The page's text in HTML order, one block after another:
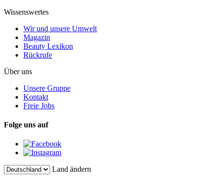
Wissenswertes
Wir und unsere Umwelt
Magazin
Beauty Lexikon
Rückrufe
Über uns
Unsere Gruppe
Kontakt
Freie Jobs
Folge uns auf
Land ändern